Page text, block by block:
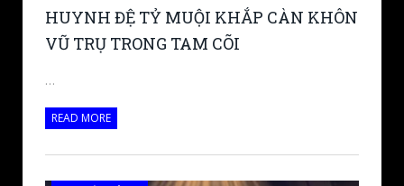
HUYNH ĐỆ TỶ MUỘI KHẮP CÀN KHÔN
VŨ TRỤ TRONG TAM CÕI
…
READ MORE